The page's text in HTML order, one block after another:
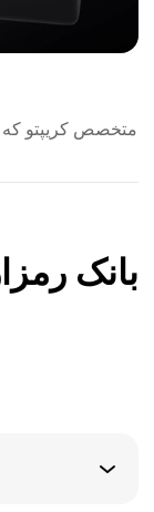
متخصص کریپتو که
بانک